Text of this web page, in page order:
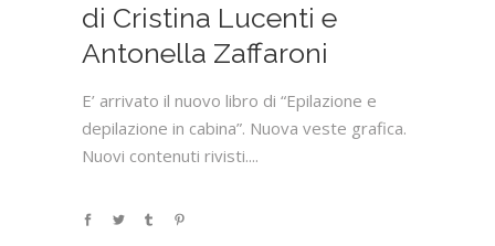
di Cristina Lucenti e
Antonella Zaffaroni
E’ arrivato il nuovo libro di “Epilazione e
depilazione in cabina”. Nuova veste grafica.
Nuovi contenuti rivisti....